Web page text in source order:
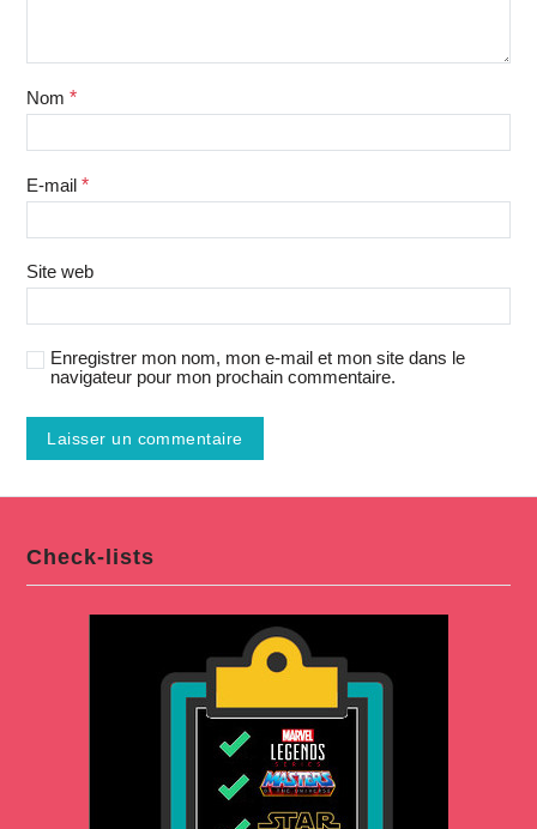
Nom *
E-mail *
Site web
Enregistrer mon nom, mon e-mail et mon site dans le
navigateur pour mon prochain commentaire.
Check-lists